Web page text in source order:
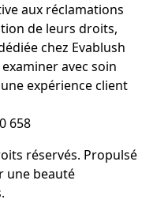
aux réclamations
de leurs droits,
chez Evablush
avec soin
expérience client
658
réservés. Propulsé
une beauté